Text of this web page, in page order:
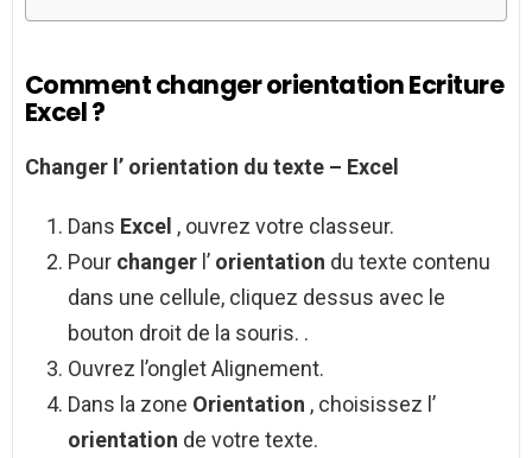
Comment changer orientation Ecriture
Excel ?
Changer l’ orientation du texte – Excel
Dans Excel , ouvrez votre classeur.
Pour changer l’ orientation du texte contenu
dans une cellule, cliquez dessus avec le
bouton droit de la souris. .
Ouvrez l’onglet Alignement.
Dans la zone Orientation , choisissez l’
orientation de votre texte.